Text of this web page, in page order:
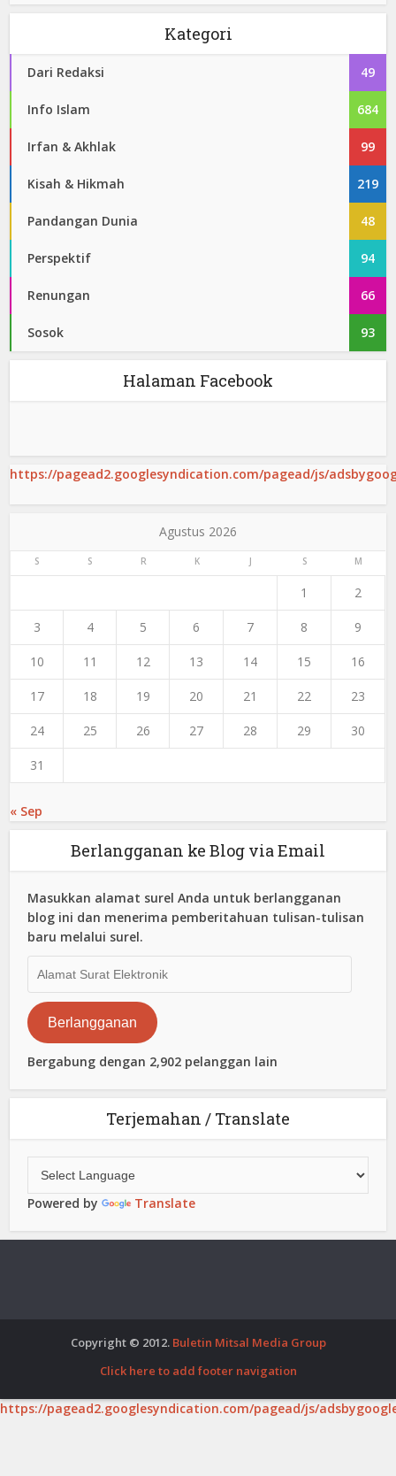
Kategori
Dari Redaksi 49
Info Islam 684
Irfan & Akhlak 99
Kisah & Hikmah 219
Pandangan Dunia 48
Perspektif 94
Renungan 66
Sosok 93
Halaman Facebook
https://pagead2.googlesyndication.com/pagead/js/
Agustus 2026
S S R K J S M
1 2
3 4 5 6 7 8 9
10 11 12 13 14 15 16
17 18 19 20 21 22 23
24 25 26 27 28 29 30
31
« Sep
Berlangganan ke Blog via Email
Masukkan alamat surel Anda untuk berlangganan
blog ini dan menerima pemberitahuan tulisan-tulisan
baru melalui surel.
Surat
Elektronik
Berlangganan
Bergabung dengan 2,902 pelanggan lain
Terjemahan / Translate
Powered by Translate
Copyright © 2012. Buletin Mitsal Media Group
Click here to add footer navigation
https://pagead2.googlesyndication.com/pagead/js/